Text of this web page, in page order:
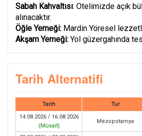
Sabah Kahvaltısı: Otelimizde açık
alınacaktır.
Öğle Yemeği: Mardin Yöresel
Akşam Yemeği: Yol güzergahında
Tarih Alternatifi
Tarih Tur
14.08.2026 / 16.08.2026
(Müsait)
Mezopotamya